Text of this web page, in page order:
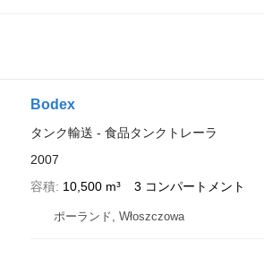
Bodex
タンク輸送 - 食品タンクトレーラ
2007
容積 10,500 m³ 3 コンパートメント
ポーランド, Włoszczowa